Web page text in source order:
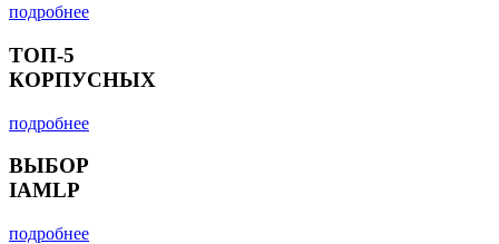
подробнее
ТОП-5
КОРПУСНЫХ
подробнее
ВЫБОР
IAMLP
подробнее